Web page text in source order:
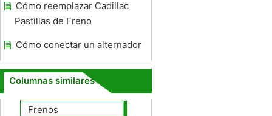
Cómo reemplazar Cadillac
Pastillas de Freno
Cómo conectar un alternador
Columnas similares
Frenos